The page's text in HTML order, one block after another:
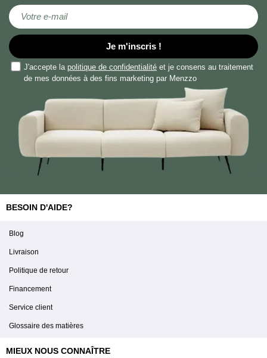
Inscription à notre lettre d’information :
Je m'inscris !
J'accepte la politique de confidentialité et je consens au traitement
de mes données à des fins marketing par Menzzo
BESOIN D'AIDE?
Blog
Livraison
Politique de retour
Financement
Service client
Glossaire des matières
MIEUX NOUS CONNAÎTRE